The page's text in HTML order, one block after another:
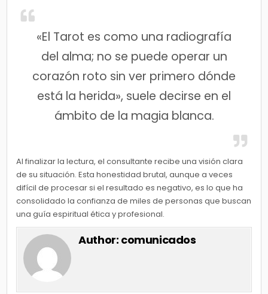
«El Tarot es como una radiografía
del alma; no se puede operar un
corazón roto sin ver primero dónde
está la herida», suele decirse en el
ámbito de la magia blanca.
Al finalizar la lectura, el consultante recibe una visión clara
de su situación. Esta honestidad brutal, aunque a veces
difícil de procesar si el resultado es negativo, es lo que ha
consolidado la confianza de miles de personas que buscan
una guía espiritual ética y profesional.
Author: comunicados